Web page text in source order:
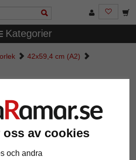
oss av cookies
och andra
Kategorier
42x59,4 cm (A2)